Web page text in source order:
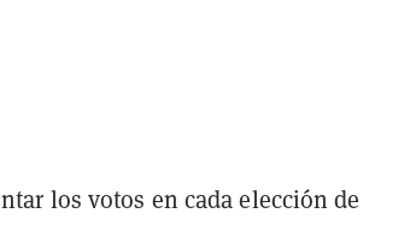
los votos en cada elección de